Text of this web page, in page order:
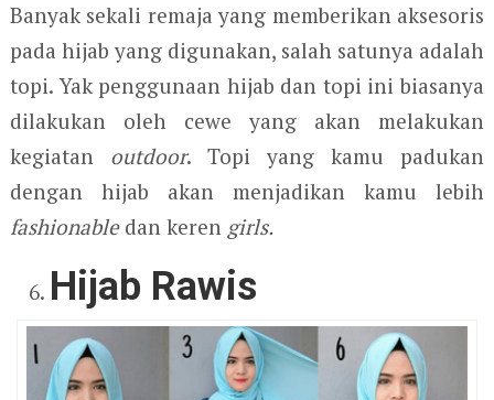
Banyak sekali remaja yang memberikan aksesoris
pada hijab yang digunakan, salah satunya adalah
topi. Yak penggunaan hijab dan topi ini biasanya
dilakukan oleh cewe yang akan melakukan
kegiatan outdoor. Topi yang kamu padukan
dengan hijab akan menjadikan kamu lebih
fashionable dan keren girls.
Hijab Rawis